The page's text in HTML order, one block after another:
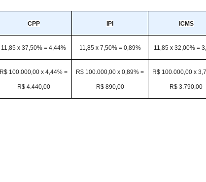
CPP IPI ICMS
11,85 x 37,50% = 4,44% 11,85 x 7,50% = 0,89% 11,85 x 32,00% =
R$ 100.000,00 x 4,44% =
R$ 4.440,00
R$ 100.000,00 x 0,89% =
R$ 890,00
R$ 100.000,00 x
R$ 3.790,00